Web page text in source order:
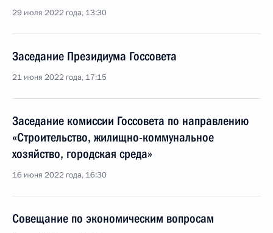
29 июля 2022 года, 13:30
Заседание Президиума Госсовета
21 июня 2022 года, 17:15
Заседание комиссии Госсовета по направлению
«Строительство, жилищно-коммунальное
хозяйство, городская среда»
16 июня 2022 года, 16:30
Совещание по экономическим вопросам